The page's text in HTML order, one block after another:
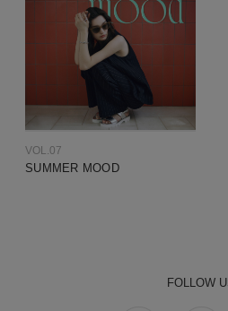
VOL.07
SUMMER MOOD
FOLLOW